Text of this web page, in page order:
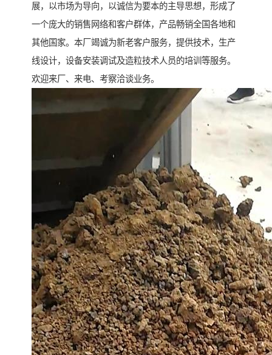
展，以市场为导向，以诚信为要本的主导思想，形成了
一个庞大的销售网络和客户群体，产品畅销全国各地和
其他国家。本厂竭诚为新老客户服务，提供技术，生产
线设计，设备安装调试及造粒技术人员的培训等服务。
欢迎来厂、来电、考察洽谈业务。